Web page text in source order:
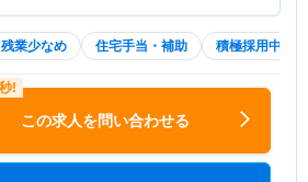
残業少なめ 住宅手当・補助 積極採用中
この求人を問い合わせる